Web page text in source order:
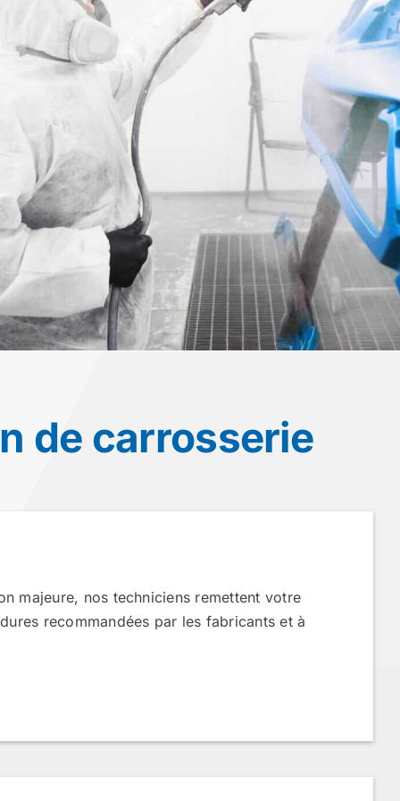
de carrosserie
majeure, nos techniciens remettent votre
recommandées par les fabricants et à